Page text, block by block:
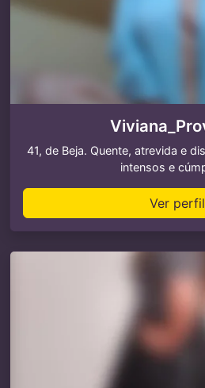
41, de Beja. Quente, atrevida e
intensos e
Ver perfil